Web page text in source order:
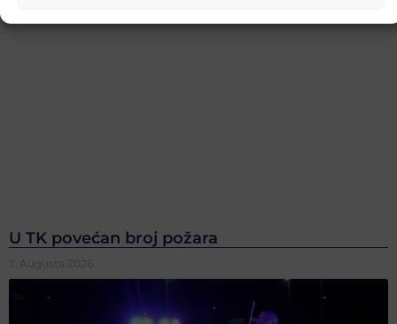
U TK povećan broj požara
7. Augusta 2026.